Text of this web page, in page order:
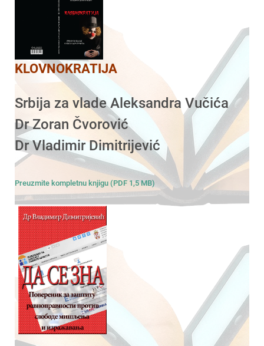
KLOVNOKRATIJA
Srbija za vlade Aleksandra Vučića
Dr Zoran Čvorović
Dr Vladimir Dimitrijević
Preuzmite kompletnu knjigu (PDF 1,5 MB)